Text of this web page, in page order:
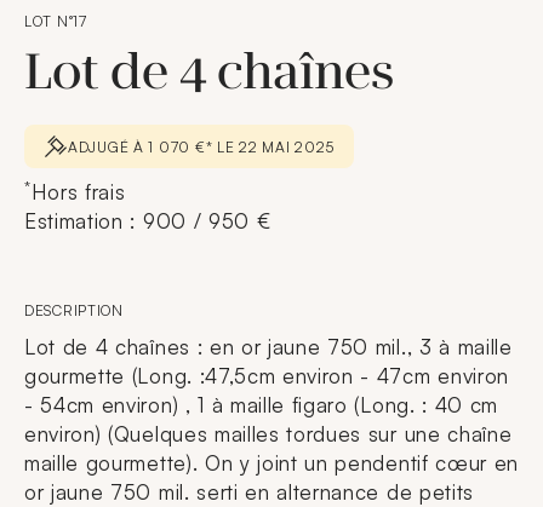
LOT N°17
Lot de 4 chaînes
ADJUGÉ À 1 070 €* LE 22 MAI 2025
*Hors frais
Estimation : 900 / 950 €
DESCRIPTION
Lot de 4 chaînes : en or jaune 750 mil., 3 à maille
gourmette (Long. :47,5cm environ - 47cm environ
- 54cm environ) , 1 à maille figaro (Long. : 40 cm
environ) (Quelques mailles tordues sur une chaîne
maille gourmette). On y joint un pendentif cœur en
or jaune 750 mil. serti en alternance de petits